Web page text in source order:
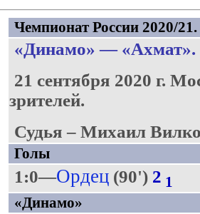
Чемпионат России 2020/
«Динамо» — «Ахмат»
21 сентября 2020 г.
зрителей.
Судья – Михаил
Голы
1:0—Ордец(90') 2 1
«Динамо»